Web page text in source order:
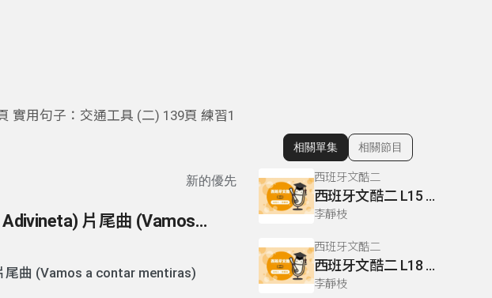
實用句子：交通工具 (二) 139頁 練習1
新的優先
156- 歌曲賞析 片頭曲 (Adivina, Adivineta) 片尾曲 (Vamos a contar mentiras)
賞析 片頭曲 (Adivina, Adivineta) 片尾曲 (Vamos a contar mentiras)
顯示相關單集
相關單集 相關節目
西班牙文酷二
西班牙文酷二 L15 P133.138
李靜枝
西班牙文酷二
西班牙文酷二 L18 P162
李靜枝